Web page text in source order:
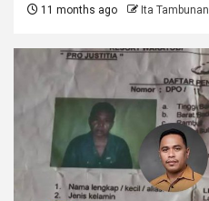
11 months ago Ita Tambunan